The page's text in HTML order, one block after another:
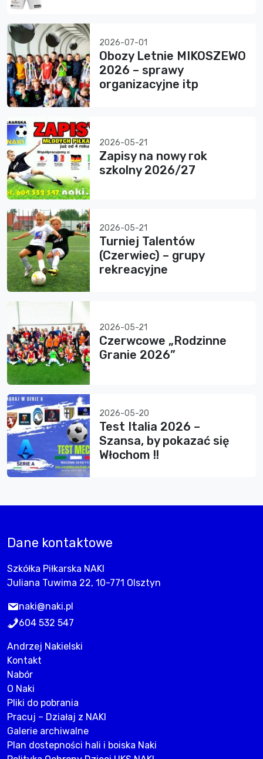
2026-07-01
Obozy Letnie MIKOSZEWO
2026 – sprawy
organizacyjne itp
2026-05-21
Zapisy na nowy rok
szkolny 2026/27
2026-05-21
Turniej Talentów
(Czerwiec) – grupy
rekreacyjne
2026-05-21
Czerwcowe „Rodzinne
Granie 2026”
2026-05-20
Test Italia 2026 –
Szansa, by pokazać się
Włochom !!
Dane kontaktowe
Szkółka Piłkarska NAKI
Juliana Tuwima 22, 10-771 Olsztyn
naki@naki.pl
604 532 547
Andrzej Nakielski
Kontakt
Nabór
O Naki
Pliki do pobrania
Pracuj – Działaj z NAKI
Galerie archiwalne
Plan dostepności hali i boiska Naki